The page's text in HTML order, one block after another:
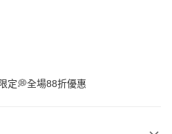
定💭全場88折優惠